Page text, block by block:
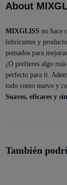
About
MIXGLISS no hace
lubricantes y
pensados para
¿O prefieres algo
perfecto para ti.
todo como nuevo y
Suaves, eficaces y
También